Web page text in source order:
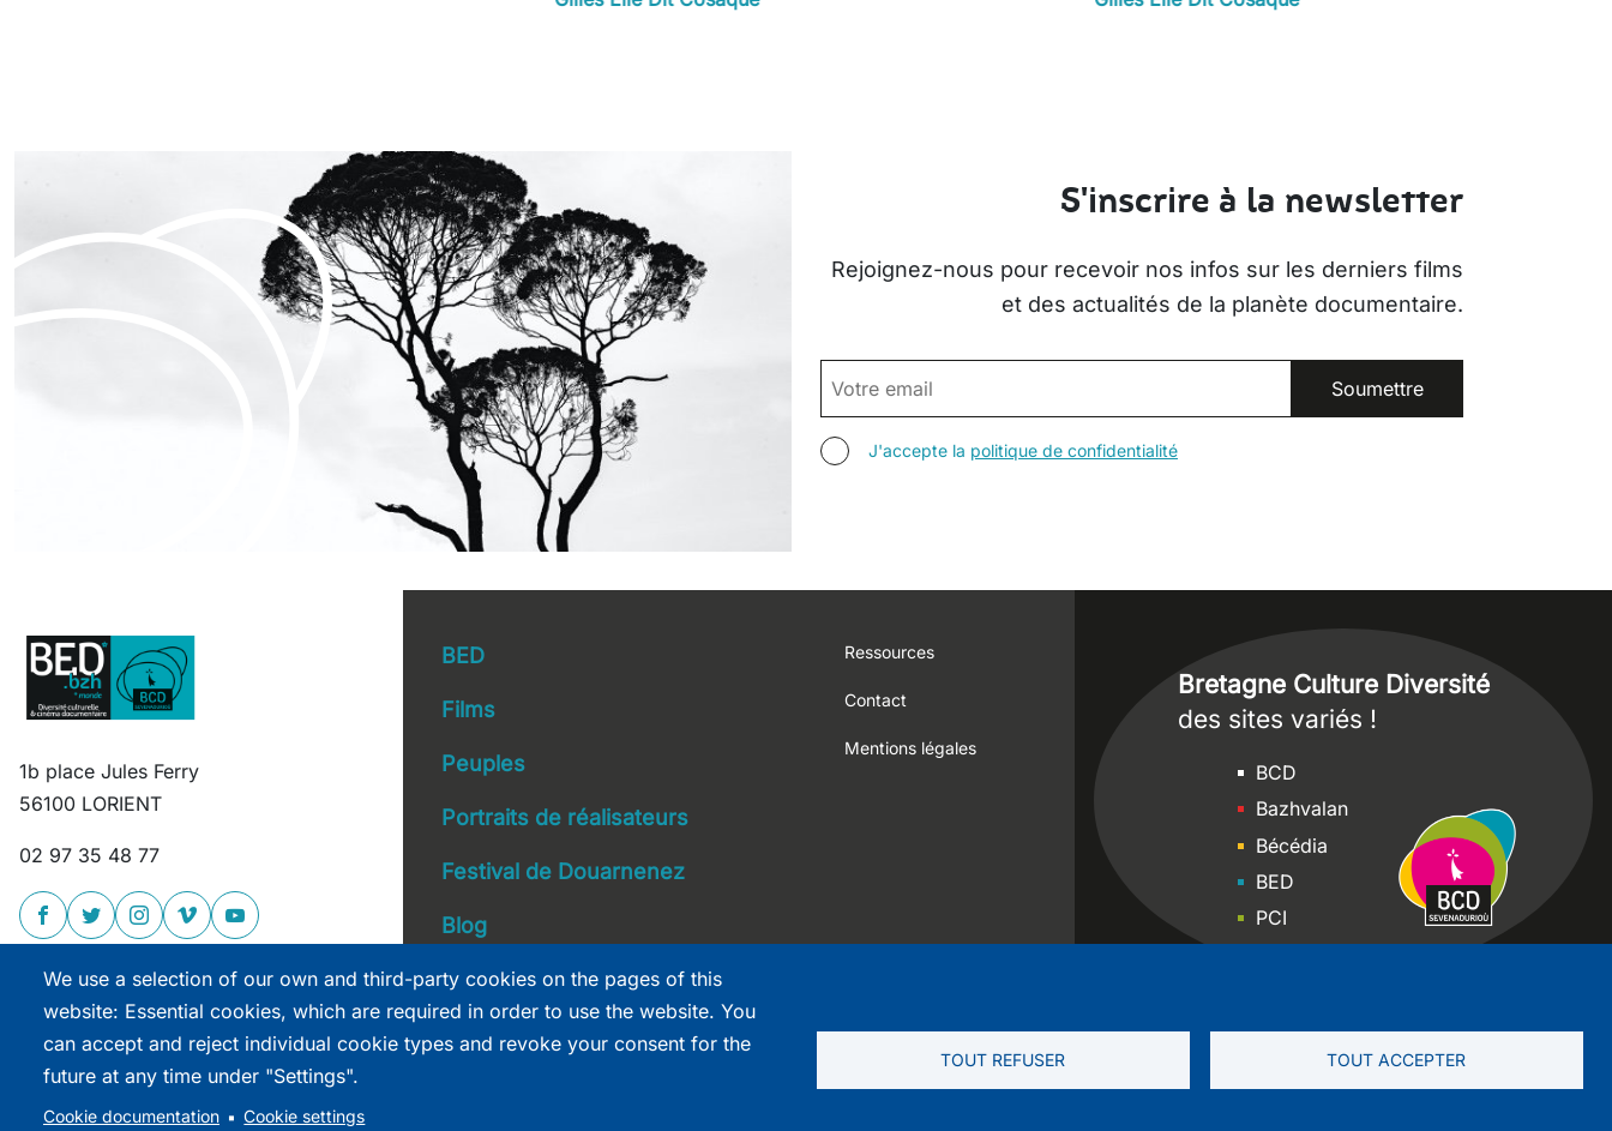
S'inscrire à la newsletter
Rejoignez-nous pour recevoir nos infos sur les derniers films
et des actualités de la planète documentaire.
EMAIL
AGREE TERMS
J'accepte la politique de confidentialité
1b place Jules Ferry
56100 LORIENT
02 97 35 48 77
Main navigation
BED
Films
Peuples
Portraits de réalisateurs
Festival de Douarnenez
Blog
Footer
Ressources
Contact
Mentions légales
Bretagne Culture Diversité
des sites variés !
SitesBCD
Bazhvalan
Bécédia
BED
PCI
We use a selection of our own and third-party cookies on the pages of this
website: Essential cookies, which are required in order to use the website. You
can accept and reject individual cookie types and revoke your consent for the
future at any time under "Settings".
Cookie documentation Cookie settings
TOUT REFUSER TOUT ACCEPTER